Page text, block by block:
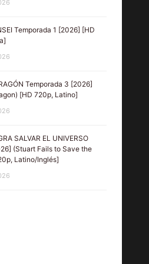
720p,
Inglés]
Temporada 1 [2026] [HD
Temporada 3 [2026]
[HD 720p, Latino]
SALVAR EL UNIVERSO
(Stuart Fails to Save the
Latino/Inglés]